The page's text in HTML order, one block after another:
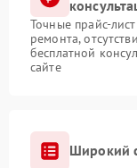
Точные прайс-
ремонта,
бесплатной
сайте
Широкий